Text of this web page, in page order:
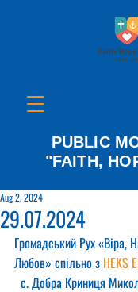
PUBLIC
"FAITH,
29.07.2024
Aug 2, 2024
Громадський Рух «Віра,
Любов» спільно з HEKS
с. Добра Криниця